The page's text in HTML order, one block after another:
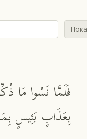
فَلَمَّا نَسُوا مَا
بِعَذَابٍ بَئِيسٍ